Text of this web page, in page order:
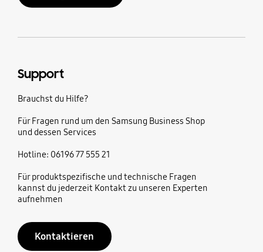
Support
Brauchst du Hilfe?
Für Fragen rund um den Samsung Business Shop
und dessen Services
Hotline: 06196 77 555 21
Für produktspezifische und technische Fragen
kannst du jederzeit Kontakt zu unseren Experten
aufnehmen
Kontaktieren